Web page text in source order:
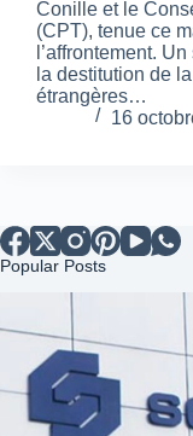
Conille et le
(CPT), tenue ce
l’affrontement.
la destitution de
étrangères…
16
Popular Posts